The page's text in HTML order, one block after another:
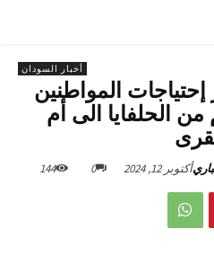
أخبار السودان
المواطنين
الحلفايا الى أم
أكتوبر 12, 2024 0
144